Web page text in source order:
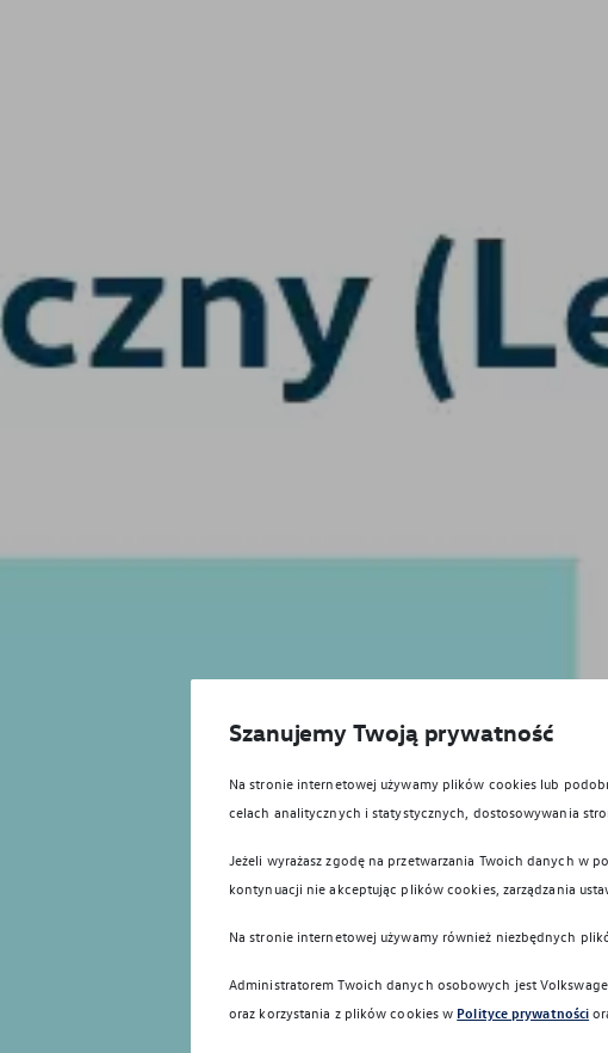
Szanujemy Twoją prywatność
Na stronie internetowej używamy plików cookies lub
celach analitycznych i statystycznych, dostosowywania
Jeżeli wyrażasz zgodę na przetwarzania Twoich danych w
kontynuacji nie akceptując plików cookies, zarządzania
Na stronie internetowej używamy również niezbędnych
Administratorem Twoich danych osobowych jest
oraz korzystania z plików cookies w Polityce prywatności